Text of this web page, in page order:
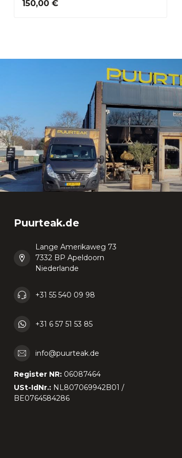
150,00 €
Puurteak.de
Lange Amerikaweg 73
7332 BP Apeldoorn
Niederlande
+31 55 540 09 98
+31 6 57 51 53 85
info@puurteak.de
Register NR: 06087464
USt-IdNr.: NL807069942B01 /
BE0764584286